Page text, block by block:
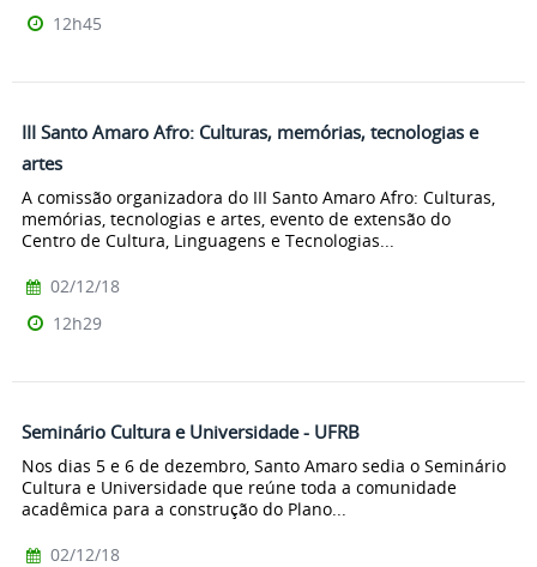
12h45
III Santo Amaro Afro: Culturas, memórias, tecnologias e
artes
A comissão organizadora do III Santo Amaro Afro: Culturas,
memórias, tecnologias e artes, evento de extensão do
Centro de Cultura, Linguagens e Tecnologias...
02/12/18
12h29
Seminário Cultura e Universidade - UFRB
Nos dias 5 e 6 de dezembro, Santo Amaro sedia o Seminário
Cultura e Universidade que reúne toda a comunidade
acadêmica para a construção do Plano...
02/12/18